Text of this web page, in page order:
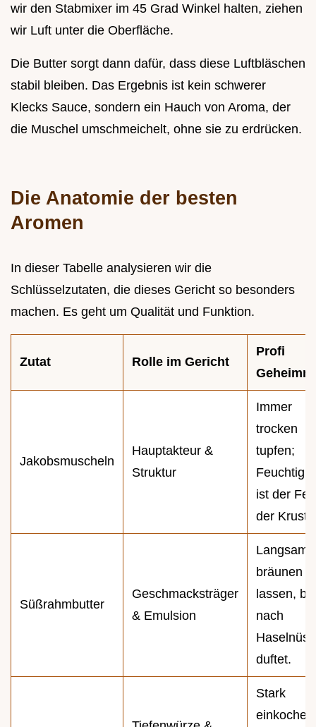
wir den Stabmixer im 45 Grad Winkel halten, ziehen
wir Luft unter die Oberfläche.
Die Butter sorgt dann dafür, dass diese Luftbläschen
stabil bleiben. Das Ergebnis ist kein schwerer
Klecks Sauce, sondern ein Hauch von Aroma, der
die Muschel umschmeichelt, ohne sie zu erdrücken.
Die Anatomie der besten
Aromen
In dieser Tabelle analysieren wir die
Schlüsselzutaten, die dieses Gericht so besonders
machen. Es geht um Qualität und Funktion.
Zutat Rolle im Gericht
Profi
Jakobsmuscheln
Hauptakteur &
Struktur
Immer
trocken
tupfen;
ist der
der
Süßrahmbutter
Geschmacksträger
& Emulsion
Langsam
bräunen
lassen,
nach
duftet.
Stark
einkochen